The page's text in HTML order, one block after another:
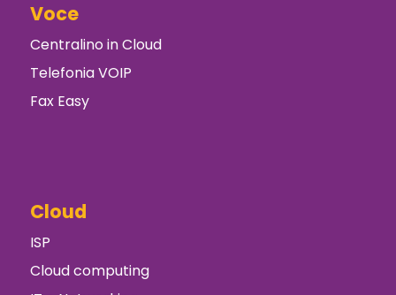
Voce
Centralino in Cloud
Telefonia VOIP
Fax Easy
Cloud
ISP
Cloud computing